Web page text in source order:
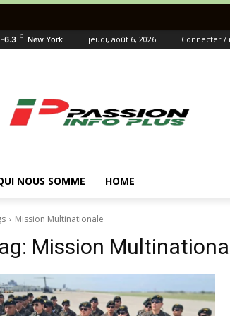
-6.3 C New York jeudi, août 6, 2026 Connecter /
NOUS SOMME HOME
Mission Multinationale
Mission